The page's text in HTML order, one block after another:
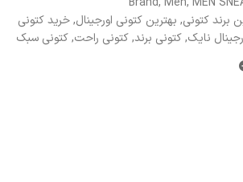
برند کتونی, بهترین کتونی اورجینال,خرید کتونی
نایک,کتونی برند,کتونی راحت,کتونی سبک